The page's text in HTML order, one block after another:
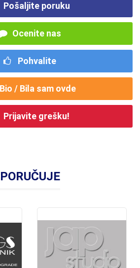
Pošaljite poruku
Ocenite nas
Pohvalite
Bio / Bila sam ovde
Prijavite grešku!